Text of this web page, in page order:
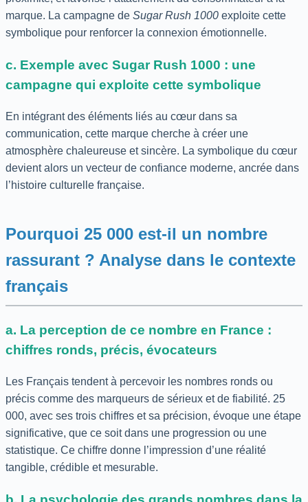
marque. La campagne de Sugar Rush 1000 exploite cette
symbolique pour renforcer la connexion émotionnelle.
c. Exemple avec Sugar Rush 1000 : une
campagne qui exploite cette symbolique
En intégrant des éléments liés au cœur dans sa
communication, cette marque cherche à créer une
atmosphère chaleureuse et sincère. La symbolique du cœur
devient alors un vecteur de confiance moderne, ancrée dans
l’histoire culturelle française.
Pourquoi 25 000 est-il un nombre
rassurant ? Analyse dans le contexte
français
a. La perception de ce nombre en France :
chiffres ronds, précis, évocateurs
Les Français tendent à percevoir les nombres ronds ou
précis comme des marqueurs de sérieux et de fiabilité. 25
000, avec ses trois chiffres et sa précision, évoque une étape
significative, que ce soit dans une progression ou une
statistique. Ce chiffre donne l’impression d’une réalité
tangible, crédible et mesurable.